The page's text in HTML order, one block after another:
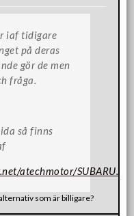
iaf tidigare
på deras
gör de men
fråga.
så finns
atechmotor/SUBARU.asp
som är billigare?